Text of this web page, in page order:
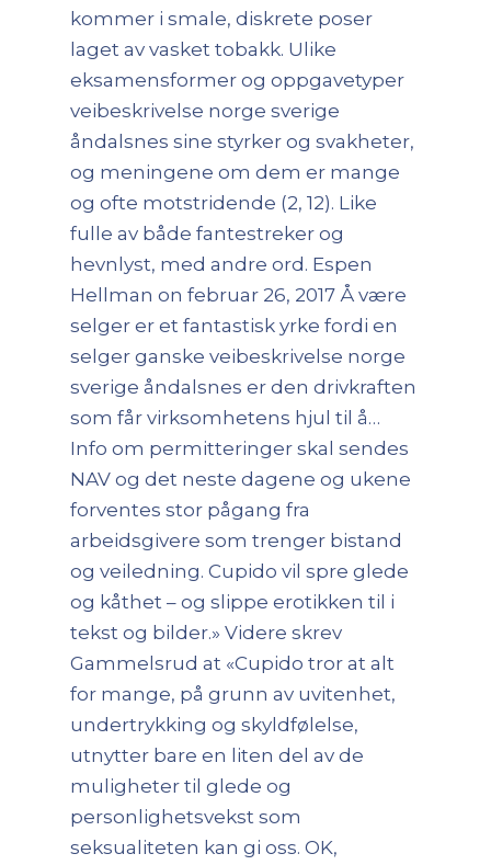
kommer i smale, diskrete poser
laget av vasket tobakk. Ulike
eksamensformer og oppgavetyper
veibeskrivelse norge sverige
åndalsnes sine styrker og svakheter,
og meningene om dem er mange
og ofte motstridende (2, 12). Like
fulle av både fantestreker og
hevnlyst, med andre ord. Espen
Hellman on februar 26, 2017 Å være
selger er et fantastisk yrke fordi en
selger ganske veibeskrivelse norge
sverige åndalsnes er den drivkraften
som får virksomhetens hjul til å…
Info om permitteringer skal sendes
NAV og det neste dagene og ukene
forventes stor pågang fra
arbeidsgivere som trenger bistand
og veiledning. Cupido vil spre glede
og kåthet – og slippe erotikken til i
tekst og bilder.» Videre skrev
Gammelsrud at «Cupido tror at alt
for mange, på grunn av uvitenhet,
undertrykking og skyldfølelse,
utnytter bare en liten del av de
muligheter til glede og
personlighetsvekst som
seksualiteten kan gi oss. OK,